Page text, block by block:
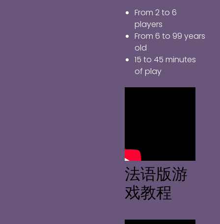
From 2 to 6
players
From 6 to 99 years
old
15 to 45 minutes
of play
法语版游
戏教程